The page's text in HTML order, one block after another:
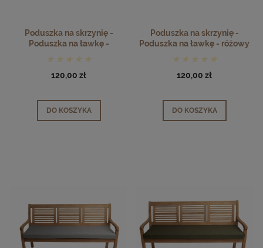
Poduszka na skrzynię -
Poduszka na ławkę -
120,00 zł
DO KOSZYKA
Poduszka na skrzynię -
Poduszka na ławkę - różowy
120,00 zł
DO KOSZYKA